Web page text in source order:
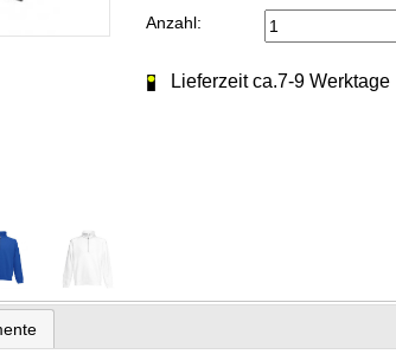
Anzahl:
Lieferzeit ca.7-9 Werktage